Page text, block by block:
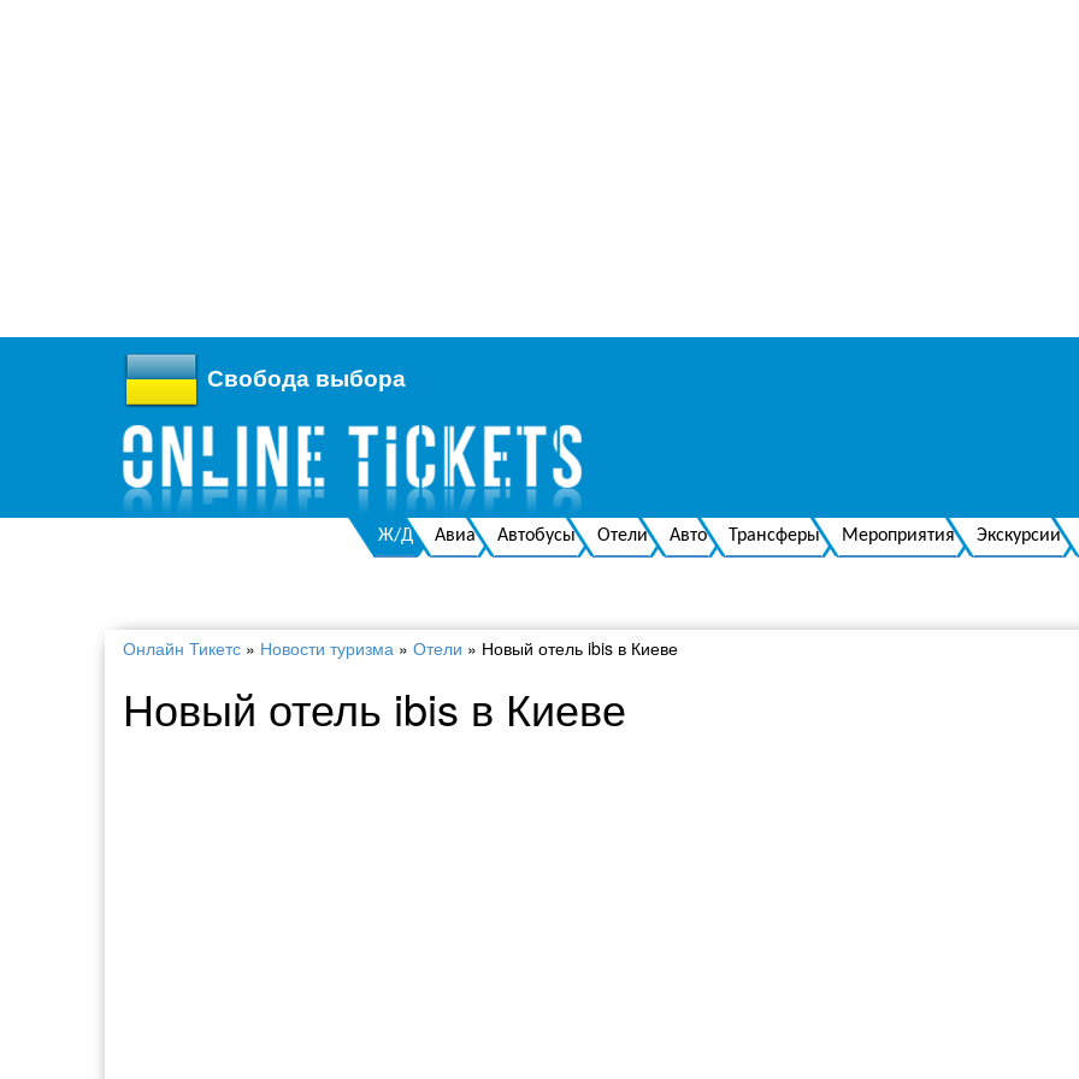
Свобода выбора
Ж/Д Авиа Автобусы Отели Авто Трансферы Мероприятия Экскурсии
Онлайн Тикетс » Новости туризма » Отели » Новый отель ibis в Киеве
Новый отель ibis в Киеве